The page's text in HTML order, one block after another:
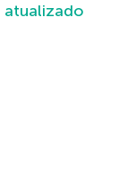
atualizado